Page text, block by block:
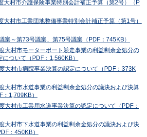
大村市介護保険事業特別会計補正予算（第2号）（P
大村市工業団地整備事業特別会計補正予算（第1号）
案～第73号議案、第75号議案（PDF：745KB）
大村市モーターボート競走事業の利益剰余金処分の
ついて（PDF：1,560KB）
大村市病院事業決算の認定について（PDF：373K
大村市水道事業の利益剰余金処分の議決および決算
1,709KB）
大村市工業用水道事業決算の認定について（PDF：
大村市下水道事業の利益剰余金処分の議決および決
：450KB）